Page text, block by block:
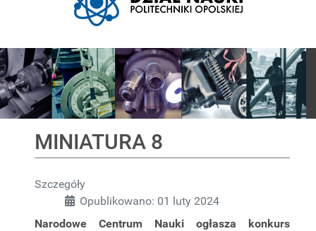
Pokaz slajdów
MINIATURA 8
Szczegóły
Opublikowano: 01 luty 2024
Narodowe Centrum Nauki ogłasza konkurs